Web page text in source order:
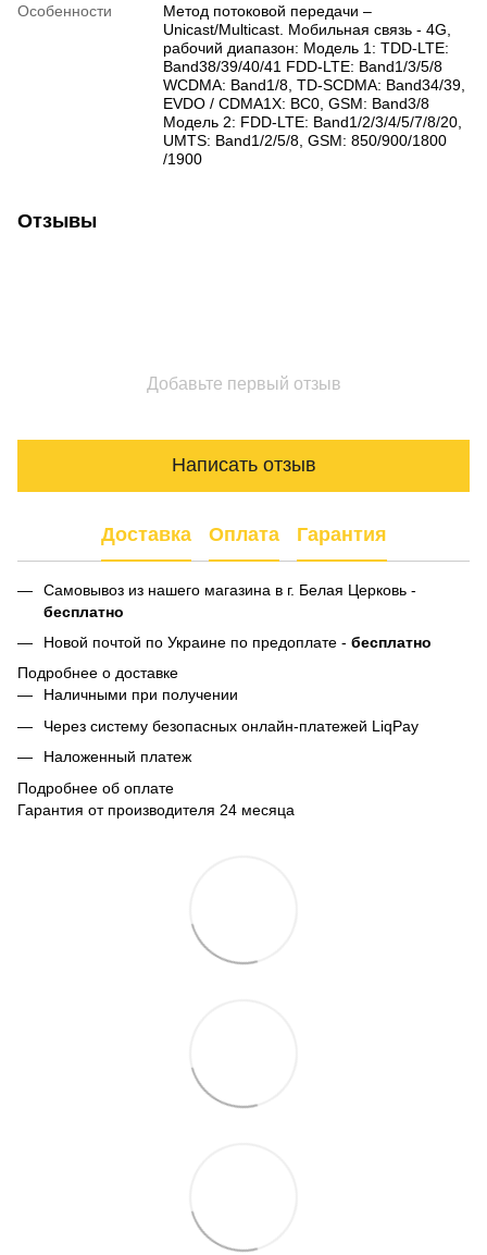
Особенности
Метод потоковой передачи –
Unicast/Multicast. Мобильная связь - 4G,
рабочий диапазон: Модель 1: TDD-LTE:
Band38/39/40/41 FDD-LTE: Band1/3/5/8
WCDMA: Band1/8, TD-SCDMA: Band34/39,
EVDO / CDMA1X: BC0, GSM: Band3/8
Модель 2: FDD-LTE: Band1/2/3/4/5/7/8/20,
UMTS: Band1/2/5/8, GSM: 850/900/1800
/1900
Отзывы
Добавьте первый отзыв
Написать отзыв
Доставка Оплата Гарантия
Самовывоз из нашего магазина в г. Белая Церковь -
бесплатно
Новой почтой по Украине по предоплате - бесплатно
Подробнее о доставке
Наличными при получении
Через систему безопасных онлайн-платежей LiqPay
Наложенный платеж
Подробнее об оплате
Гарантия от производителя 24 месяца